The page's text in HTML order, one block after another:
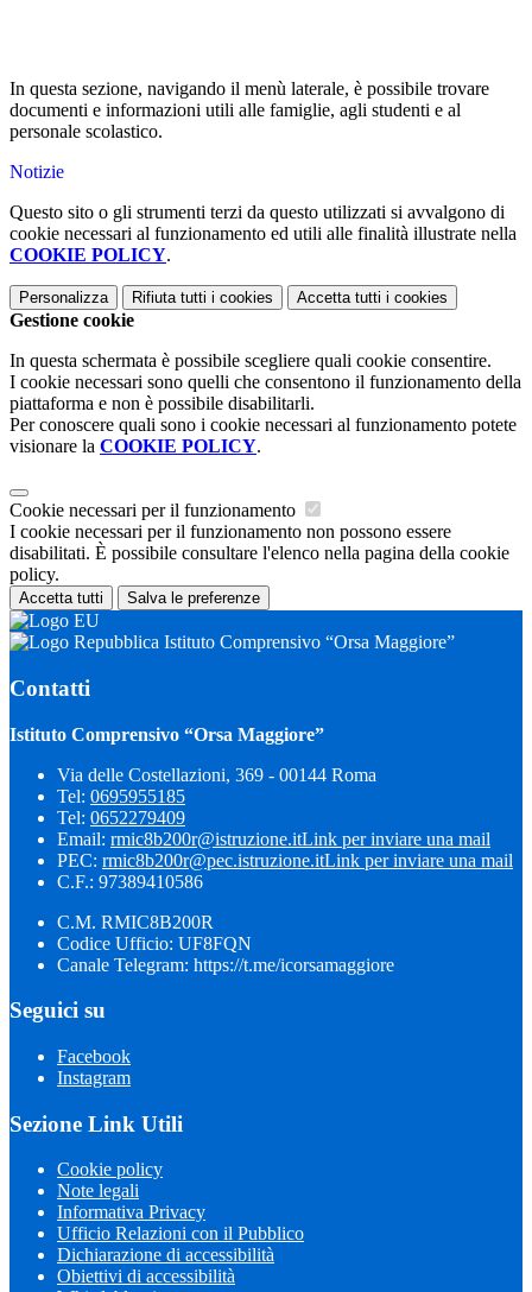
In questa sezione, navigando il menù laterale, è possibile trovare
documenti e informazioni utili alle famiglie, agli studenti e al
personale scolastico.
Notizie
Questo sito o gli strumenti terzi da questo utilizzati si avvalgono di
cookie necessari al funzionamento ed utili alle finalità illustrate nella
COOKIE POLICY.
Personalizza Rifiuta tutti i cookies Accetta tutti i cookies
Gestione cookie
In questa schermata è possibile scegliere quali cookie consentire.
I cookie necessari sono quelli che consentono il funzionamento della
piattaforma e non è possibile disabilitarli.
Per conoscere quali sono i cookie necessari al funzionamento potete
visionare la COOKIE POLICY.
Cookie necessari per il funzionamento
I cookie necessari per il funzionamento non possono essere
disabilitati. È possibile consultare l'elenco nella pagina della cookie
policy.
Accetta tutti Salva le preferenze
Istituto Comprensivo “Orsa Maggiore”
Contatti
Istituto Comprensivo “Orsa Maggiore”
Via delle Costellazioni, 369 - 00144 Roma
Tel: 0695955185
Tel: 0652279409
Email: rmic8b200r@istruzione.itLink per inviare una mail
PEC: rmic8b200r@pec.istruzione.itLink per inviare una mail
C.F.: 97389410586
C.M. RMIC8B200R
Codice Ufficio: UF8FQN
Canale Telegram: https://t.me/icorsamaggiore
Seguici su
Facebook
Instagram
Sezione Link Utili
Cookie policy
Note legali
Informativa Privacy
Ufficio Relazioni con il Pubblico
Dichiarazione di accessibilità
Obiettivi di accessibilità